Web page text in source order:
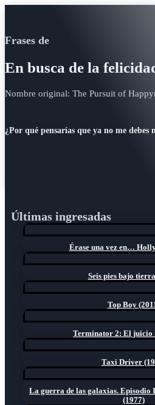
Frases de
En busca de la
Nombre original: The Pursuit of
¿Por qué pensarías que ya no me debes
Últimas ingresadas
Érase una vez en…
Seis pies bajo
Top Boy
Terminator 2: El juicio
Taxi Driver
La guerra de las galaxias. Episodio
(1977)